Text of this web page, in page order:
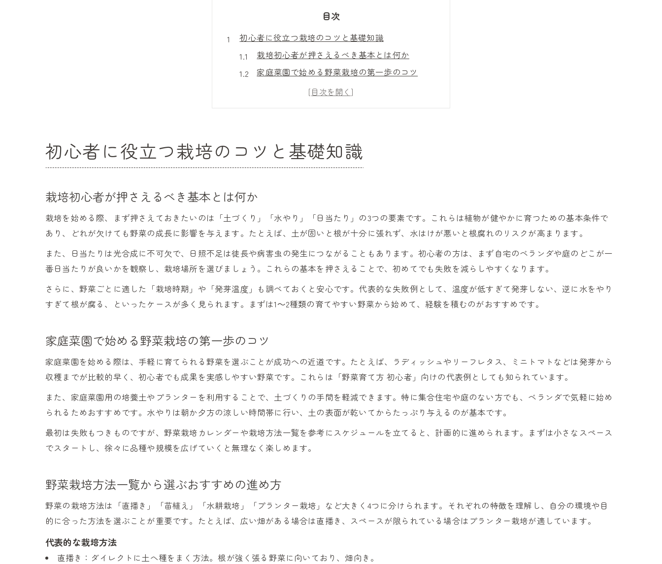
目次
初心者に役立つ栽培のコツと基礎知識
栽培初心者が押さえるべき基本とは何か
家庭菜園で始める野菜栽培の第一歩のコツ
野菜栽培方法一覧から選ぶおすすめの進め方
栽培で失敗しないための基礎知識と注意点
野菜を大きく育てる秘訣を伝授します
栽培で野菜を大きくするための土作りの工夫
栽培アドバイスで得られる育成成功体験
栽培環境の三要素を守ることで収穫力アップ
栽培で重要な光・水・栄養のバランス方法
家庭菜園で実践したい栽培アドバイス集
初心者が実践できる栽培アドバイスを紹介
野菜栽培カレンダー活用で効率的な管理術
サカタのタネの育て方に学ぶ栽培の工夫
畑で役立つ日々の栽培お手入れポイント
栽培で失敗しない害虫対策と予防法
季節ごとの野菜栽培カレンダー活用法
野菜栽培方法一覧を活かした時期選びのコツ
栽培で押さえたい種まきや植え付けの最適期
育て方小学生向けにも役立つ月別ポイント
失敗しがちな栽培例から学ぶ改善策
初心者に役立つ栽培のコツと基礎知識
栽培初心者が押さえるべき基本とは何か
栽培を始める際、まず押さえておきたいのは「土づくり」「水やり」「日当たり」の3つの要素です。これらは植物が健やかに育つための基本条件で
あり、どれが欠けても野菜の成長に影響を与えます。たとえば、土が固いと根が十分に張れず、水はけが悪いと根腐れのリスクが高まります。
また、日当たりは光合成に不可欠で、日照不足は徒長や病害虫の発生につながることもあります。初心者の方は、まず自宅のベランダや庭のどこが一
番日当たりが良いかを観察し、栽培場所を選びましょう。これらの基本を押さえることで、初めてでも失敗を減らしやすくなります。
さらに、野菜ごとに適した「栽培時期」や「発芽温度」も調べておくと安心です。代表的な失敗例として、温度が低すぎて発芽しない、逆に水をやり
すぎて根が腐る、といったケースが多く見られます。まずは1～2種類の育てやすい野菜から始めて、経験を積むのがおすすめです。
家庭菜園で始める野菜栽培の第一歩のコツ
家庭菜園を始める際は、手軽に育てられる野菜を選ぶことが成功への近道です。たとえば、ラディッシュやリーフレタス、ミニトマトなどは発芽から
収穫までが比較的早く、初心者でも成果を実感しやすい野菜です。これらは「野菜育て方 初心者」向けの代表例としても知られています。
また、家庭菜園用の培養土やプランターを利用することで、土づくりの手間を軽減できます。特に集合住宅や庭のない方でも、ベランダで気軽に始め
られるためおすすめです。水やりは朝か夕方の涼しい時間帯に行い、土の表面が乾いてからたっぷり与えるのが基本です。
最初は失敗もつきものですが、野菜栽培カレンダーや栽培方法一覧を参考にスケジュールを立てると、計画的に進められます。まずは小さなスペース
でスタートし、徐々に品種や規模を広げていくと無理なく楽しめます。
野菜栽培方法一覧から選ぶおすすめの進め方
野菜の栽培方法は「直播き」「苗植え」「水耕栽培」「プランター栽培」など大きく4つに分けられます。それぞれの特徴を理解し、自分の環境や目
的に合った方法を選ぶことが重要です。たとえば、広い畑がある場合は直播き、スペースが限られている場合はプランター栽培が適しています。
代表的な栽培方法
直播き：ダイレクトに土へ種をまく方法。根が強く張る野菜に向いており、畑向き。